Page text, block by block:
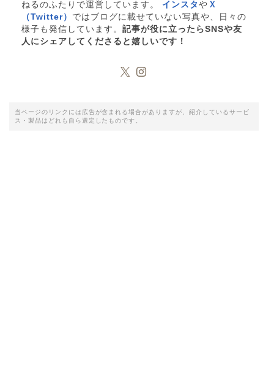
ねるのふたりで運営しています。 インスタ や Ｘ
（Twitter） ではブログに載せていない写真や、日々の
様子も発信しています。 記事が役に立ったらSNSや友
人にシェアしてくださると嬉しいです！
当ページのリンクには広告が含まれる場合がありますが、紹介しているサービ
ス・製品はどれも自ら選定したものです。